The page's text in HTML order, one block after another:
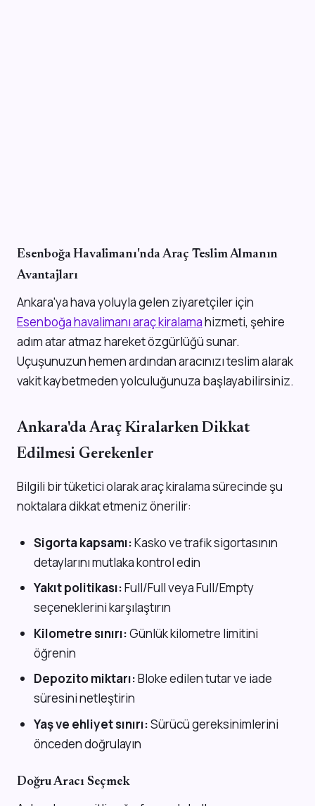
Esenboğa Havalimanı'nda Araç Teslim Almanın
Avantajları
Ankara'ya hava yoluyla gelen ziyaretçiler için
Esenboğa havalimanı araç kiralamahizmeti, şehire
adım atar atmaz hareket özgürlüğü sunar.
Uçuşunuzun hemen ardından aracınızı teslim alarak
vakit kaybetmeden yolculuğunuza başlayabilirsiniz.
Ankara'da Araç Kiralarken Dikkat
Edilmesi Gerekenler
Bilgili bir tüketici olarak araç kiralama sürecinde şu
noktalara dikkat etmeniz önerilir:
Sigorta kapsamı:Kasko ve trafik sigortasının
detaylarını mutlaka kontrol edin
Yakıt politikası:Full/Full veya Full/Empty
seçeneklerini karşılaştırın
Kilometre sınırı:Günlük kilometre limitini
öğrenin
Depozito miktarı:Bloke edilen tutar ve iade
süresini netleştirin
Yaş ve ehliyet sınırı:Sürücü gereksinimlerini
önceden doğrulayın
Doğru Aracı Seçmek